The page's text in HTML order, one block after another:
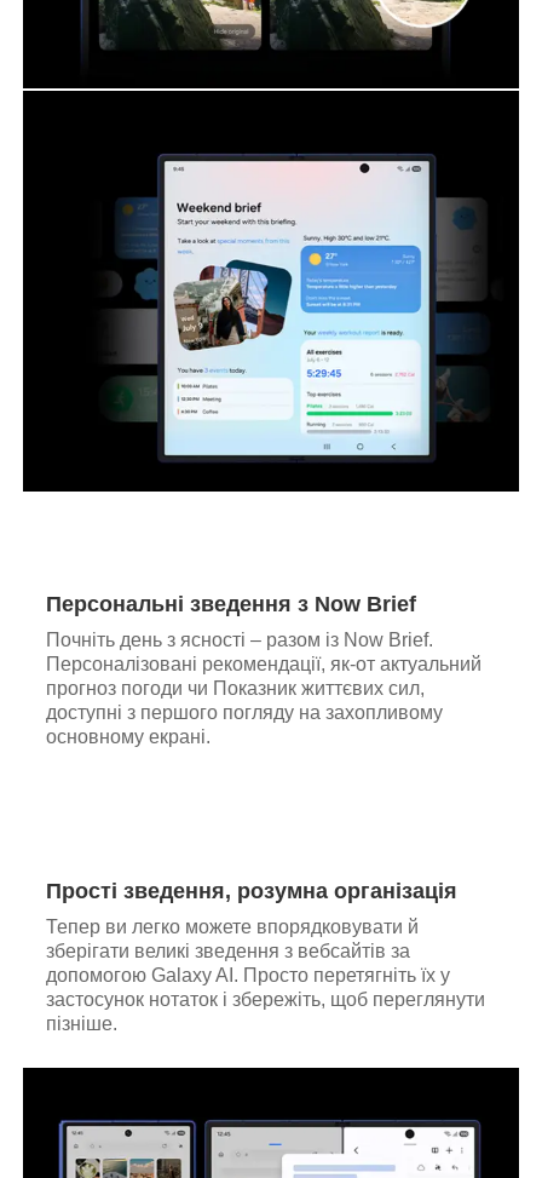
Персональні зведення з Now Brief
Почніть день з ясності – разом із Now Brief.
Персоналізовані рекомендації, як-от актуальний
прогноз погоди чи Показник життєвих сил,
доступні з першого погляду на захопливому
основному екрані.
Прості зведення, розумна організація
Тепер ви легко можете впорядковувати й
зберігати великі зведення з вебсайтів за
допомогою Galaxy AI. Просто перетягніть їх у
застосунок нотаток і збережіть, щоб переглянути
пізніше.